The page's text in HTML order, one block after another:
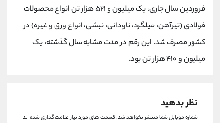
فروردین سال جاری، یک میلیون و ۵۲۱ هزار تن انواع محصولات
فولادی (تیرآهن، میلگرد، ناودانی، نبشی، انواع ورق و غیره) در
کشور مصرف شد. این رقم در مدت مشابه سال گذشته، یک
میلیون و ۴۱۰ هزار تن بود.
نظر بدهید
شماره موبایل شما منتشر نخواهد شد.قسمت های مورد نیاز علامت گذاری شده اند